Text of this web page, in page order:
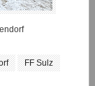
FF Sulz